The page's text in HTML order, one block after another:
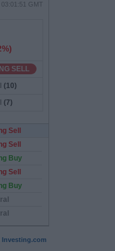
Investing.com